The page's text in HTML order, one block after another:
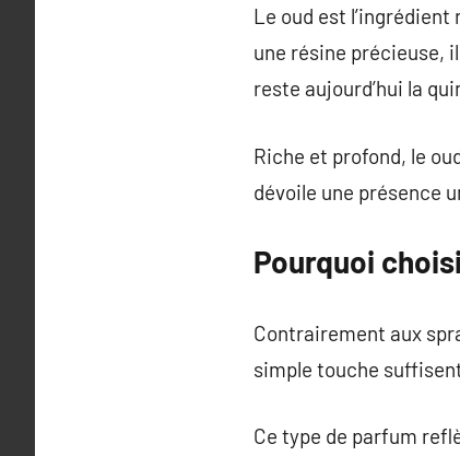
Le oud est
une résine précieuse,
reste aujourd’hui la
Riche et profond, le
dévoile une présence
Pourquoi
Contrairement aux
simple touche
Ce type de parfum